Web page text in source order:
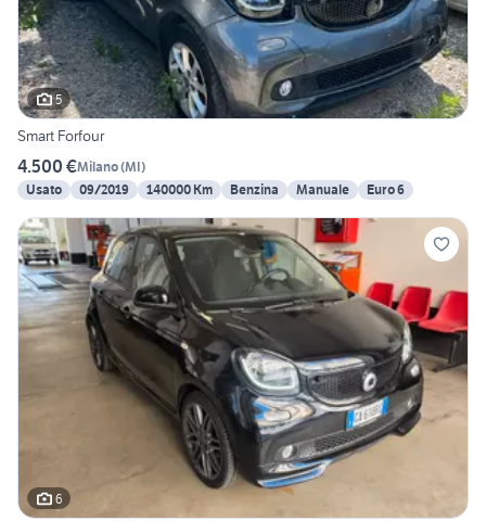
5
Smart Forfour
4.500 €Milano(MI)
Usato
09/2019 140000 Km Benzina Manuale Euro 6
6